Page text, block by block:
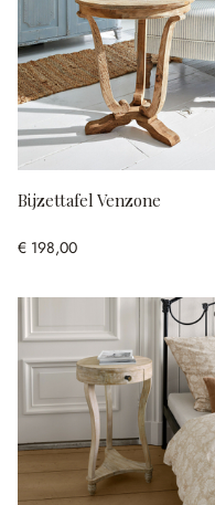
Bijzettafel Venzone
€ 198,00